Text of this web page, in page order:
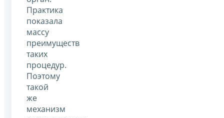
Практика
показала
массу
преимуществ
таких
процедур.
Поэтому
такой
же
механизм